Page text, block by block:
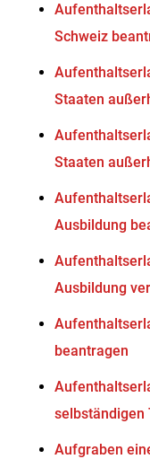
Schweiz
Staaten
Staaten
Ausbildung
Ausbildung
beantragen
selbständigen
Aufgraben